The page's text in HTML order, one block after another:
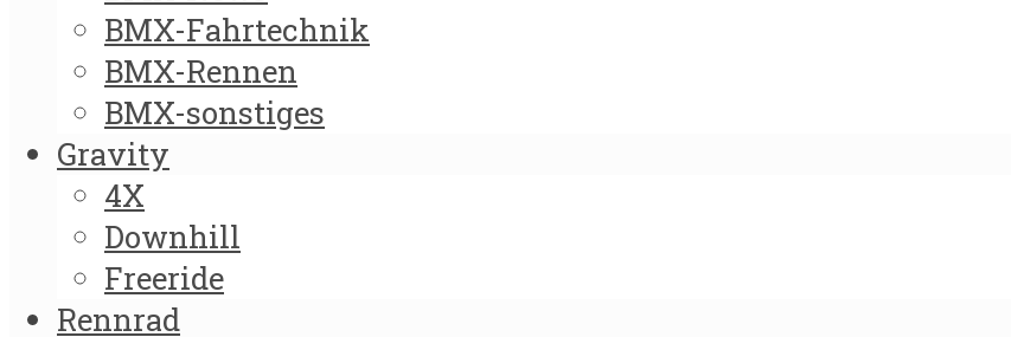
BMX-Fahrtechnik
BMX-Rennen
BMX-sonstiges
Gravity
4X
Downhill
Freeride
Rennrad